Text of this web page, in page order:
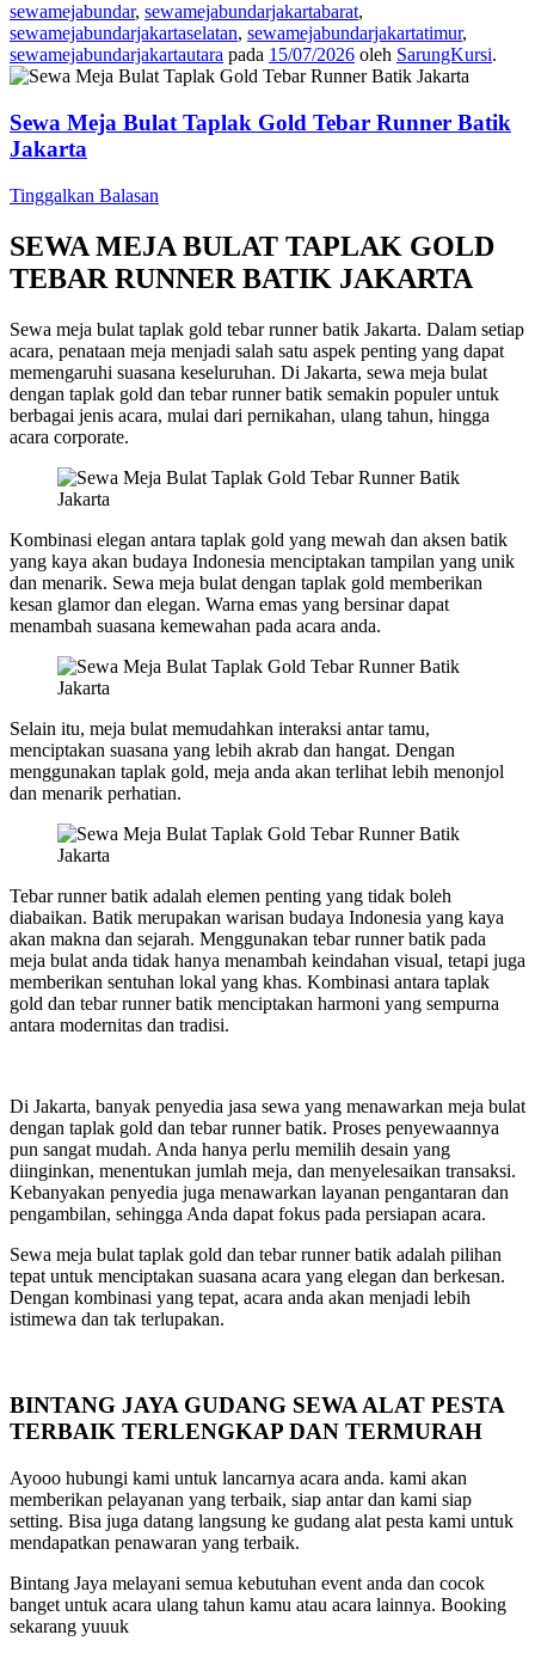
sewamejabundar, sewamejabundarjakartabarat,
sewamejabundarjakartaselatan, sewamejabundarjakartatimur,
sewamejabundarjakartautara pada 15/07/2026 oleh SarungKursi.
Sewa Meja Bulat Taplak Gold Tebar Runner Batik
Jakarta
Tinggalkan Balasan
SEWA MEJA BULAT TAPLAK GOLD
TEBAR RUNNER BATIK JAKARTA
Sewa meja bulat taplak gold tebar runner batik Jakarta. Dalam setiap
acara, penataan meja menjadi salah satu aspek penting yang dapat
memengaruhi suasana keseluruhan. Di Jakarta, sewa meja bulat
dengan taplak gold dan tebar runner batik semakin populer untuk
berbagai jenis acara, mulai dari pernikahan, ulang tahun, hingga
acara corporate.
Kombinasi elegan antara taplak gold yang mewah dan aksen batik
yang kaya akan budaya Indonesia menciptakan tampilan yang unik
dan menarik. Sewa meja bulat dengan taplak gold memberikan
kesan glamor dan elegan. Warna emas yang bersinar dapat
menambah suasana kemewahan pada acara anda.
Selain itu, meja bulat memudahkan interaksi antar tamu,
menciptakan suasana yang lebih akrab dan hangat. Dengan
menggunakan taplak gold, meja anda akan terlihat lebih menonjol
dan menarik perhatian.
Tebar runner batik adalah elemen penting yang tidak boleh
diabaikan. Batik merupakan warisan budaya Indonesia yang kaya
akan makna dan sejarah. Menggunakan tebar runner batik pada
meja bulat anda tidak hanya menambah keindahan visual, tetapi juga
memberikan sentuhan lokal yang khas. Kombinasi antara taplak
gold dan tebar runner batik menciptakan harmoni yang sempurna
antara modernitas dan tradisi.
Di Jakarta, banyak penyedia jasa sewa yang menawarkan meja bulat
dengan taplak gold dan tebar runner batik. Proses penyewaannya
pun sangat mudah. Anda hanya perlu memilih desain yang
diinginkan, menentukan jumlah meja, dan menyelesaikan transaksi.
Kebanyakan penyedia juga menawarkan layanan pengantaran dan
pengambilan, sehingga Anda dapat fokus pada persiapan acara.
Sewa meja bulat taplak gold dan tebar runner batik adalah pilihan
tepat untuk menciptakan suasana acara yang elegan dan berkesan.
Dengan kombinasi yang tepat, acara anda akan menjadi lebih
istimewa dan tak terlupakan.
BINTANG JAYA GUDANG SEWA ALAT PESTA
TERBAIK TERLENGKAP DAN TERMURAH
Ayooo hubungi kami untuk lancarnya acara anda. kami akan
memberikan pelayanan yang terbaik, siap antar dan kami siap
setting. Bisa juga datang langsung ke gudang alat pesta kami untuk
mendapatkan penawaran yang terbaik.
Bintang Jaya melayani semua kebutuhan event anda dan cocok
banget untuk acara ulang tahun kamu atau acara lainnya. Booking
sekarang yuuuk